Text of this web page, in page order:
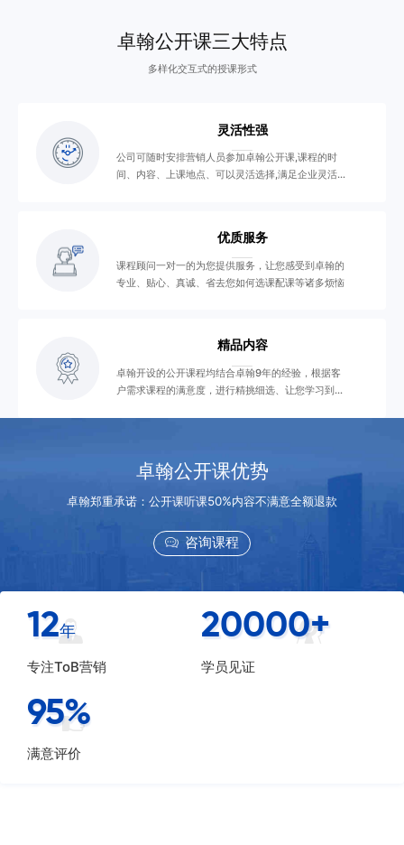
卓翰公开课三大特点
多样化交互式的授课形式
灵活性强
公司可随时安排营销人员参加卓翰公开课,课程的时
间、内容、上课地点、可以灵活选择,满足企业灵活学
优质服务
课程顾问一对一的为您提供服务，让您感受到卓翰的
专业、贴心、真诚、省去您如何选课配课等诸多烦恼
精品内容
卓翰开设的公开课程均结合卓翰9年的经验，根据客
户需求课程的满意度，进行精挑细选、让您学习到精
卓翰公开课优势
卓翰郑重承诺：公开课听课50%内容不满意全额退款
咨询课程
12年
专注ToB营销
20000+
学员见证
95%
满意评价